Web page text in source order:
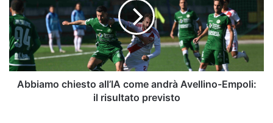
come
andrà
Avellino-
Empoli:
il
risultato
previsto
Abbiamo chiesto all’IA come andrà Avellino-Empoli:
il risultato previsto